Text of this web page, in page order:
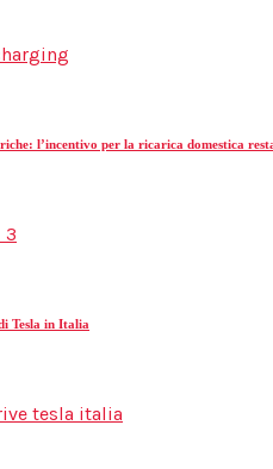
l’incentivo per la ricarica domestica
Tesla in Italia